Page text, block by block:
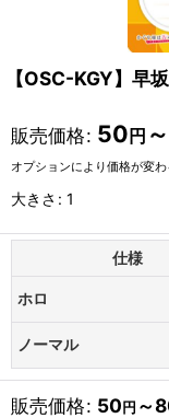
【OSC-KGY】早
販売価格: 50 円
オプションにより価格が変わ
大きさ : 1
仕様
ホロ
ノーマル
販売価格: 50円 ～